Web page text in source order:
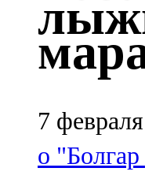
Кукмара
107,9 FM
102,1 FM
Мамадыш
7
о